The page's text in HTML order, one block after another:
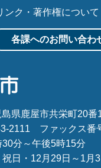
ンク・著作権について
各課へのお問い合わ
島県鹿屋市共栄町20番
2111
ファックス番
分～午後5時15分
日・12月29日～1月